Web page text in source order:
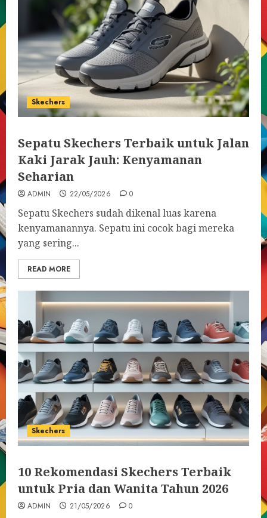
Skechers
Sepatu Skechers Terbaik untuk Jalan
Kaki Jarak Jauh: Kenyamanan
Seharian
ADMIN 22/05/2026 0
Sepatu Skechers sudah dikenal luas karena
kenyamanannya. Sepatu ini cocok bagi mereka
yang sering...
READ MORE
Skechers
10 Rekomendasi Skechers Terbaik
untuk Pria dan Wanita Tahun 2026
ADMIN 21/05/2026 0